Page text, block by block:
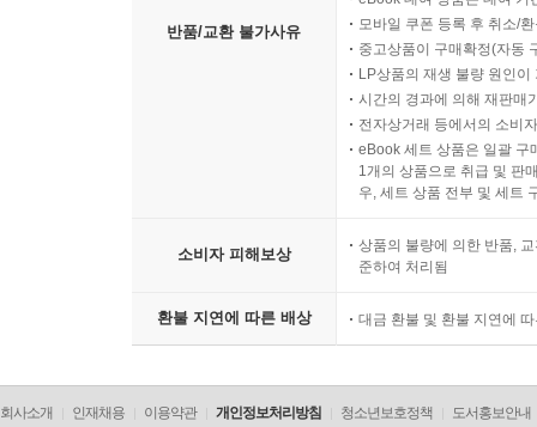
반품/교환 불가사유
모바일 쿠폰 등록 후 취소/
중고상품이 구매확정(자동
LP상품의 재생 불량 원인
시간의 경과에 의해 재판매
전자상거래 등에서의 소비
eBook 세트 상품은 일괄 구
1개의 상품으로 취급 및 판
우, 세트 상품 전부 및 세트
소비자 피해보상
상품의 불량에 의한 반품,
준하여 처리됨
환불 지연에 따른 배상 대금 환불 및 환불 지연에
회사소개 인재채용 이용약관 개인정보처리방침 청소년보호정책 도서홍보안내